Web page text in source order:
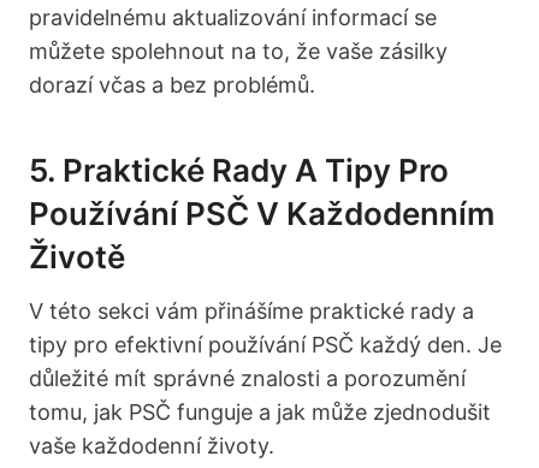
pravidelnému aktualizování informací se
můžete spolehnout na to, že vaše zásilky
dorazí včas a bez problémů.
5. Praktické Rady A Tipy Pro
Používání PSČ V Každodenním
Životě
V této sekci vám přinášíme praktické rady a
tipy pro efektivní používání PSČ každý den. Je
důležité mít správné znalosti a porozumění
tomu, jak PSČ funguje a jak může zjednodušit
vaše každodenní životy.